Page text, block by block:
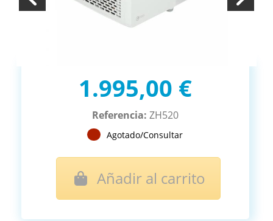
1.995,00 €
Referencia: ZH520
Agotado/Consultar
Añadir al carrito